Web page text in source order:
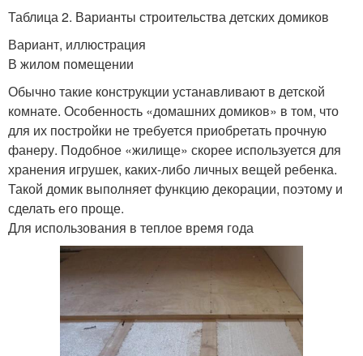
Таблица 2. Варианты строительства детских домиков
Вариант, иллюстрация
В жилом помещении
Обычно такие конструкции устанавливают в детской
комнате. Особенность «домашних домиков» в том, что
для их постройки не требуется приобретать прочную
фанеру. Подобное «жилище» скорее используется для
хранения игрушек, каких-либо личных вещей ребенка.
Такой домик выполняет функцию декорации, поэтому и
сделать его проще.
Для использования в теплое время года